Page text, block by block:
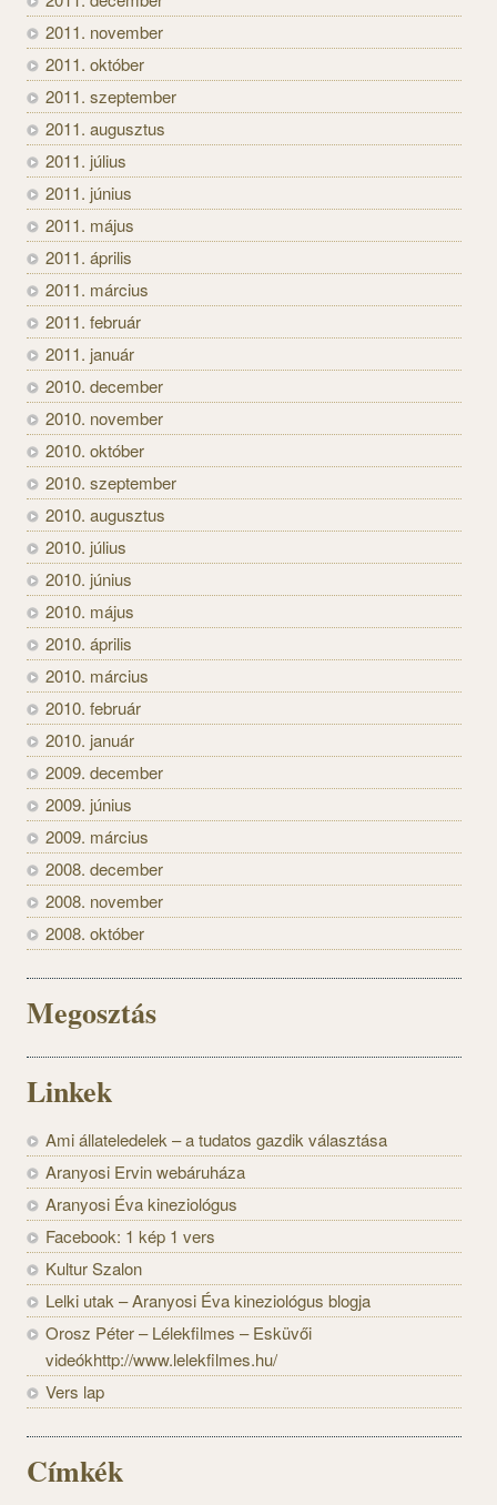
2011. november
2011. október
2011. szeptember
2011. augusztus
2011. július
2011. június
2011. május
2011. április
2011. március
2011. február
2011. január
2010. december
2010. november
2010. október
2010. szeptember
2010. augusztus
2010. július
2010. június
2010. május
2010. április
2010. március
2010. február
2010. január
2009. december
2009. június
2009. március
2008. december
2008. november
2008. október
Megosztás
Linkek
Ami állateledelek – a tudatos gazdik választása
Aranyosi Ervin webáruháza
Aranyosi Éva kineziológus
Facebook: 1 kép 1 vers
Kultur Szalon
Lelki utak – Aranyosi Éva kineziológus blogja
Orosz Péter – Lélekfilmes – Esküvői
videókhttp://www.lelekfilmes.hu/
Vers lap
Címkék